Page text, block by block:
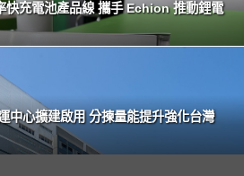
快充電池產品線 攜手 Echion 推動鋰電
中心擴建啟用 分揀量能提升強化台灣